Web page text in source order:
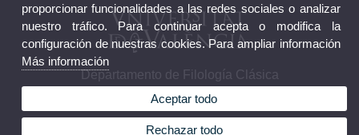
Departamento de Filología Clásica
proporcionar funcionalidades a las redes sociales o analizar
nuestro tráfico. Para continuar acepta o modifica la
configuración de nuestras cookies. Para ampliar información
Más información
Aceptar todo
Rechazar todo